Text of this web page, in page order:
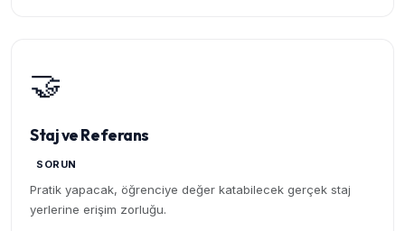
🤝
Staj ve Referans
SORUN
Pratik yapacak, öğrenciye değer katabilecek gerçek staj
yerlerine erişim zorluğu.